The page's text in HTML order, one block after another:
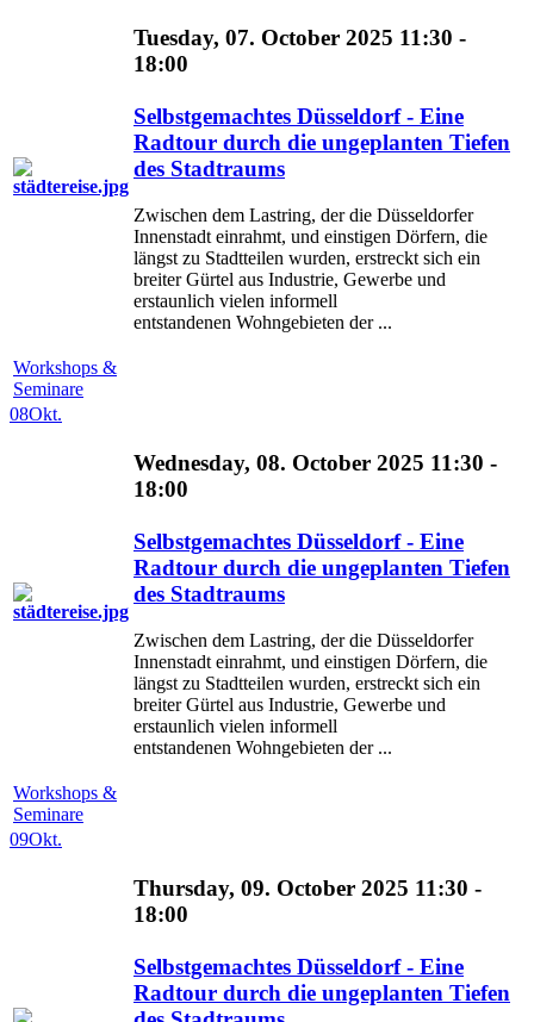
Tuesday, 07. October 2025 11:30 -
18:00
Selbstgemachtes Düsseldorf - Eine
Radtour durch die ungeplanten Tiefen
des Stadtraums
Zwischen dem Lastring, der die Düsseldorfer
Innenstadt einrahmt, und einstigen Dörfern, die
längst zu Stadtteilen wurden, erstreckt sich ein
breiter Gürtel aus Industrie, Gewerbe und
erstaunlich vielen informell
entstandenen Wohngebieten der ...
Workshops &
Seminare
08Okt.
Wednesday, 08. October 2025 11:30 -
18:00
Selbstgemachtes Düsseldorf - Eine
Radtour durch die ungeplanten Tiefen
des Stadtraums
Zwischen dem Lastring, der die Düsseldorfer
Innenstadt einrahmt, und einstigen Dörfern, die
längst zu Stadtteilen wurden, erstreckt sich ein
breiter Gürtel aus Industrie, Gewerbe und
erstaunlich vielen informell
entstandenen Wohngebieten der ...
Workshops &
Seminare
09Okt.
Thursday, 09. October 2025 11:30 -
18:00
Selbstgemachtes Düsseldorf - Eine
Radtour durch die ungeplanten Tiefen